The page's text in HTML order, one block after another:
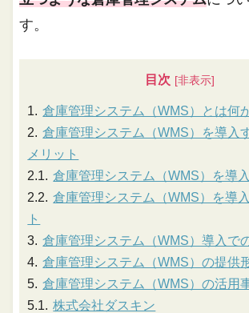
す。
目次
倉庫管理システム（WMS）とは何
倉庫管理システム（WMS）を導入
メリット
倉庫管理システム（WMS）を導
倉庫管理システム（WMS）を導
ト
倉庫管理システム（WMS）導入で
倉庫管理システム（WMS）の提供
倉庫管理システム（WMS）の活用
株式会社ダスキン